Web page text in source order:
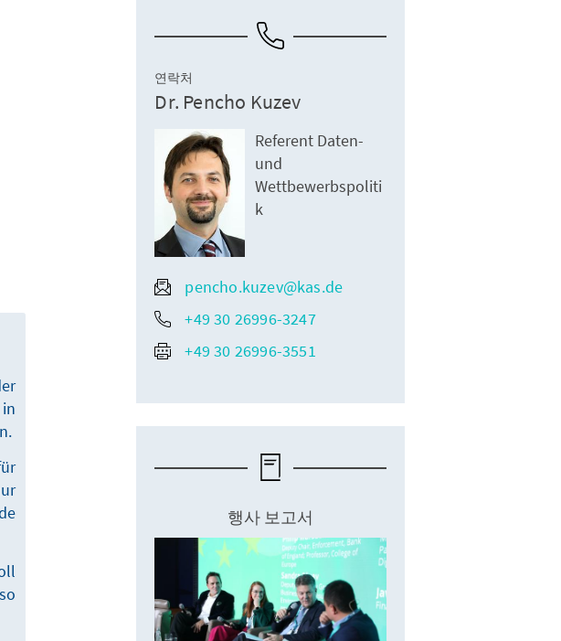
연락처
Dr. Pencho Kuzev
Referent Daten-
und
Wettbewerbspoliti
k
pencho.kuzev@kas.de
+49 30 26996-3247
+49 30 26996-3551
행사 보고서